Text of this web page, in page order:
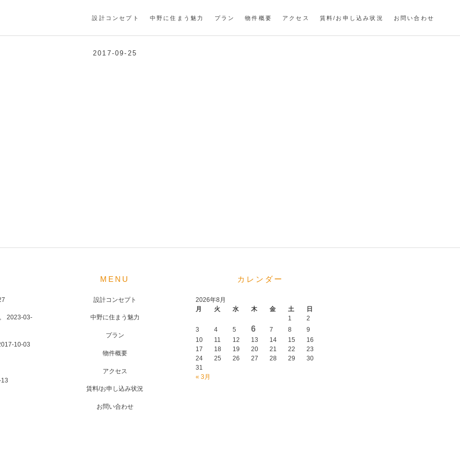
設計コンセプト 中野に住まう魅力 プラン 物件概要 アクセス 賃料/お申し込み状況 お問い合わせ
IMG_20170913_175917
2017-09-25
2023-03-
10-03
MENU
設計コンセプト
中野に住まう魅力
プラン
物件概要
アクセス
賃料/お申し込み状況
お問い合わせ
カレンダー
2026年8月
月
火 水 木 金 土 日
« 3月
1
2
3
4 5 6 7 8
9
10
11 12 13 14 15
16
17
18 19 20 21 22
23
24
25 26 27 28 29
30
31